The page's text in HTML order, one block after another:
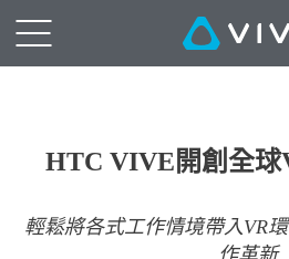
HTC VIVE開創全球
輕鬆將各式工作情境帶入VR
作革新